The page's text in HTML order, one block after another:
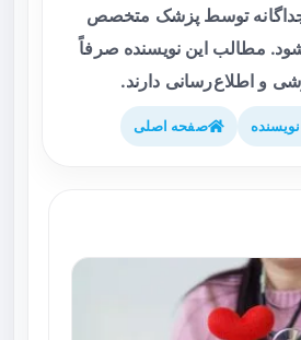
توسط پزشک متخصص
مطالب این نویسنده صرفاً
و اطلاع‌رسانی دارند.
صفحه اصلی